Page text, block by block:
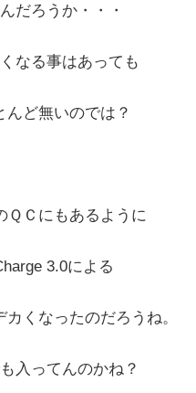
だろうか・・・
なる事はあっても
んど無いのでは？
ＱＣにもあるように
3.0による
くなったのだろうね。
入ってんのかね？